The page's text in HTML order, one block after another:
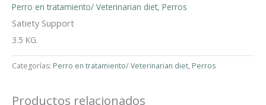
Perro en tratamiento/ Veterinarian diet, Perros
Satiety Support
3.5 KG.
Categorías: Perro en tratamiento/ Veterinarian diet, Perros
Productos relacionados